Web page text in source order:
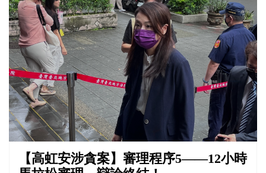
【高虹安涉貪案】審理程序5——12小時